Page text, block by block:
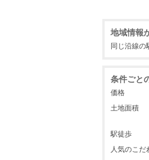
地域情報
同じ沿線の
条件ごと
価格
土地面積
駅徒歩
人気のこだ